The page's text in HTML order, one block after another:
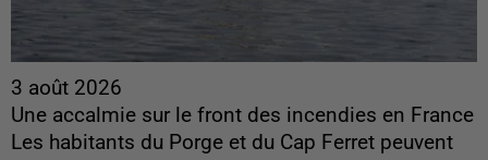
3 août 2026
Une accalmie sur le front des incendies en France
Les habitants du Porge et du Cap Ferret peuvent